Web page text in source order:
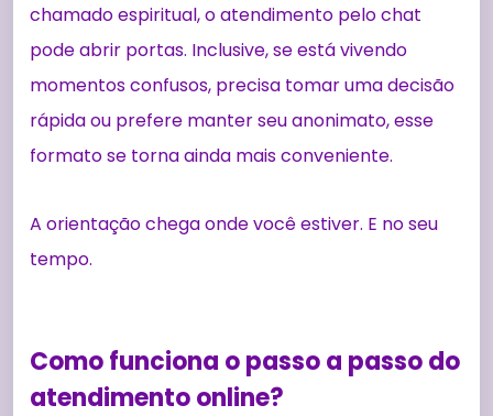
chamado espiritual, o atendimento pelo chat
pode abrir portas. Inclusive, se está vivendo
momentos confusos, precisa tomar uma decisão
rápida ou prefere manter seu anonimato, esse
formato se torna ainda mais conveniente.
A orientação chega onde você estiver. E no seu
tempo.
Como funciona o passo a passo do
atendimento online?